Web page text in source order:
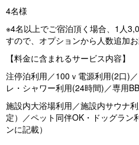
4名様
※4名以上でご宿泊頂く場合、1人
すので、オプションから人数追加お
【料金に含まれるサービス内容】
注停泊利用／100ｖ電源利用(2口)
レ・シャワー利用(24時間)／専用
施設内大浴場利用／施設内サウナ
定）／ペット同伴OK・ドッグラン
ンに記載）